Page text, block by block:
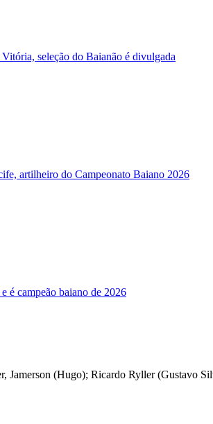
seleção do Baianão é divulgada
artilheiro do Campeonato Baiano 2026
é campeão baiano de 2026
Jamerson (Hugo); Ricardo Ryller (Gustavo